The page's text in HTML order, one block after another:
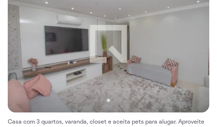
Casa com 3 quartos, varanda, closet e aceita pets para alugar. Aproveite